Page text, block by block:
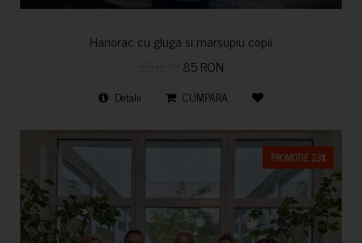
Hanorac cu gluga si marsupiu copii
85 RON
Detalii CUMPARA
PROMOTIE 23%